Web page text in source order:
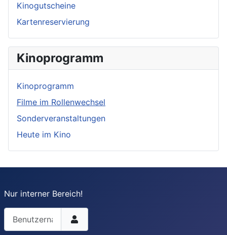
Kinogutscheine
Kartenreservierung
Kinoprogramm
Kinoprogramm
Filme im Rollenwechsel
Sonderveranstaltungen
Heute im Kino
Nur interner Bereich!